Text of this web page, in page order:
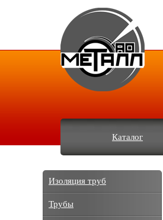
Каталог
Изоляция труб
Трубы